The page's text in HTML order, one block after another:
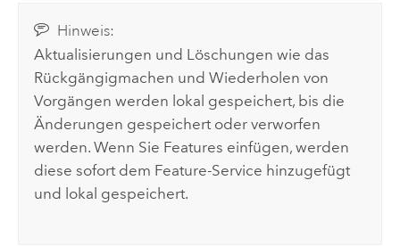
Hinweis:
Aktualisierungen und Löschungen wie das
Rückgängigmachen und Wiederholen von
Vorgängen werden lokal gespeichert, bis die
Änderungen gespeichert oder verworfen
werden. Wenn Sie Features einfügen, werden
diese sofort dem Feature-Service hinzugefügt
und lokal gespeichert.